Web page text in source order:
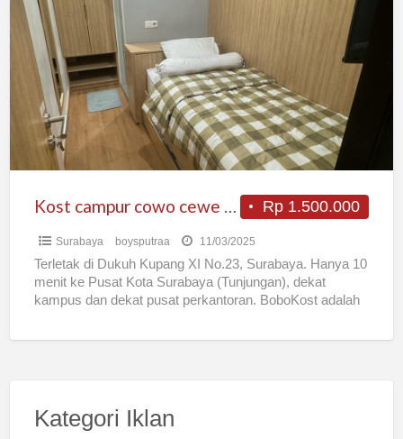
campur
cowo
cewe
estetik
surabaya
barat
dekat
wijaya
Rp 1.500.000
Kost campur cowo cewe estetik di surabaya barat dekat wijaya kusuma
Surabaya boysputraa 11/03/2025
Terletak di Dukuh Kupang XI No.23, Surabaya. Hanya 10
menit ke Pusat Kota Surabaya (Tunjungan), dekat
kampus dan dekat pusat perkantoran. BoboKost adalah
Kategori Iklan